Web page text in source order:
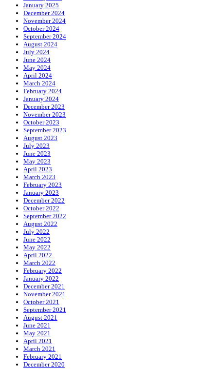
January 2025
December 2024
November 2024
October 2024
September 2024
August 2024
July 2024
June 2024
May 2024
April 2024
March 2024
February 2024
January 2024
December 2023
November 2023
October 2023
September 2023
August 2023
July 2023
June 2023
May 2023
April 2023
March 2023
February 2023
January 2023
December 2022
October 2022
September 2022
August 2022
July 2022
June 2022
May 2022
April 2022
March 2022
February 2022
January 2022
December 2021
November 2021
October 2021
September 2021
August 2021
June 2021
May 2021
April 2021
March 2021
February 2021
December 2020